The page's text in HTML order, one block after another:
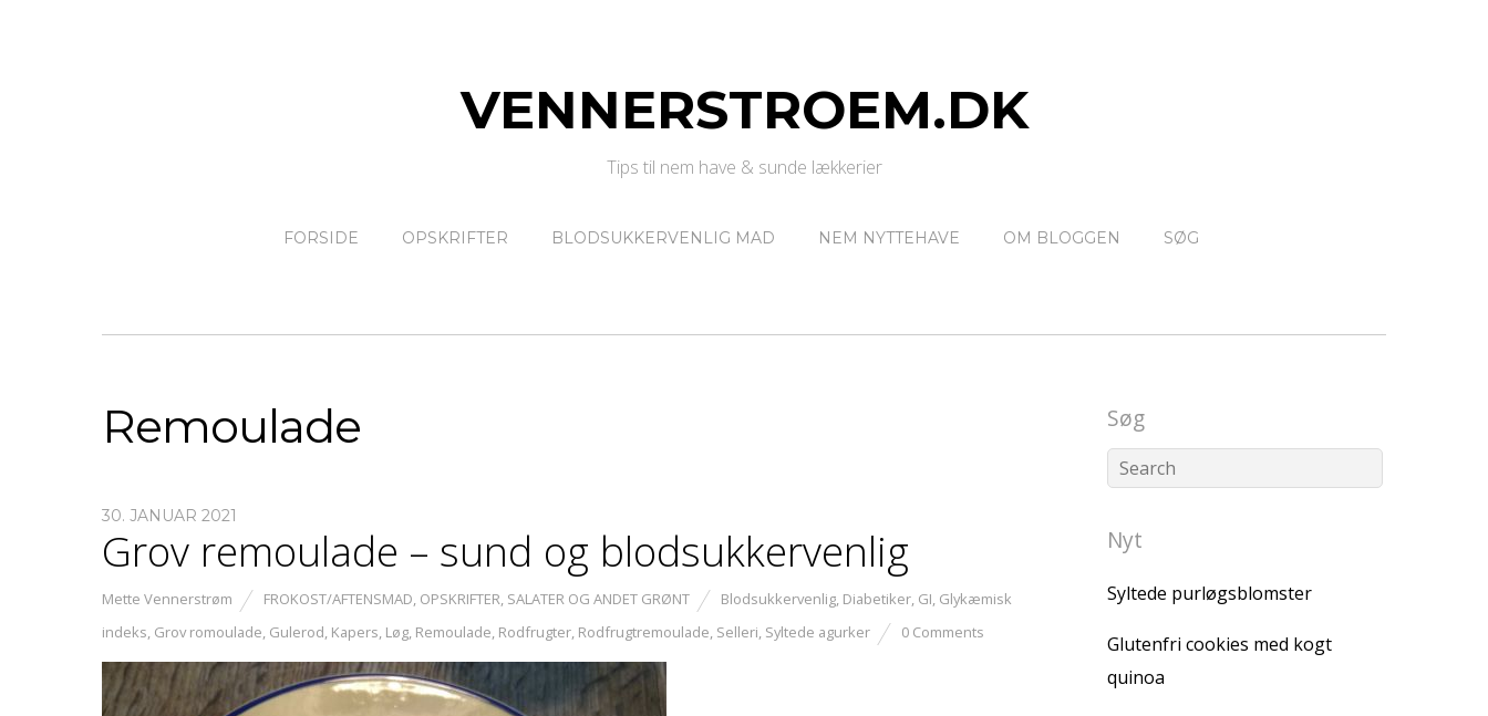
VENNERSTROEM.DK
Tips til nem have & sunde lækkerier
FORSIDE OPSKRIFTER BLODSUKKERVENLIG MAD NEM NYTTEHAVE OM BLOGGEN SØG
Remoulade
30. JANUAR 2021
Grov remoulade – sund og blodsukkervenlig
Mette Vennerstrøm FROKOST/AFTENSMAD, OPSKRIFTER, SALATER OG ANDET GRØNT Blodsukkervenlig, Diabetiker, GI, Glykæmisk
indeks, Grov romoulade, Gulerod, Kapers, Løg, Remoulade, Rodfrugter, Rodfrugtremoulade, Selleri, Syltede agurker 0 Comments
Søg
Nyt
Syltede purløgsblomster
Glutenfri cookies med kogt
quinoa